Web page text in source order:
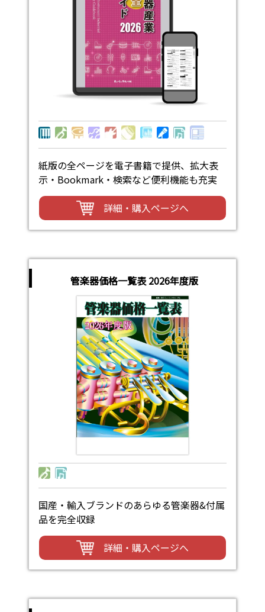
紙版の全ページを電子書籍で提供、拡大表
示・Bookmark・検索など便利機能も充実
詳細・購入ページへ
管楽器価格一覧表 2026年度版
国産・輸入ブランドのあらゆる管楽器&付属
品を完全収録
詳細・購入ページへ